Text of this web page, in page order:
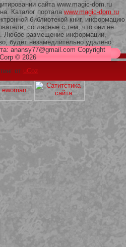
сайта www.magic-dom.ru
Каталог портала www.magic-dom.ru
библиотекой книг, информацию
согласные с тем, что они не
Любое размещение информации,
будет незамедлительно удалено.
anansy77@gmail.com Copyright
© 2026
от uCoz